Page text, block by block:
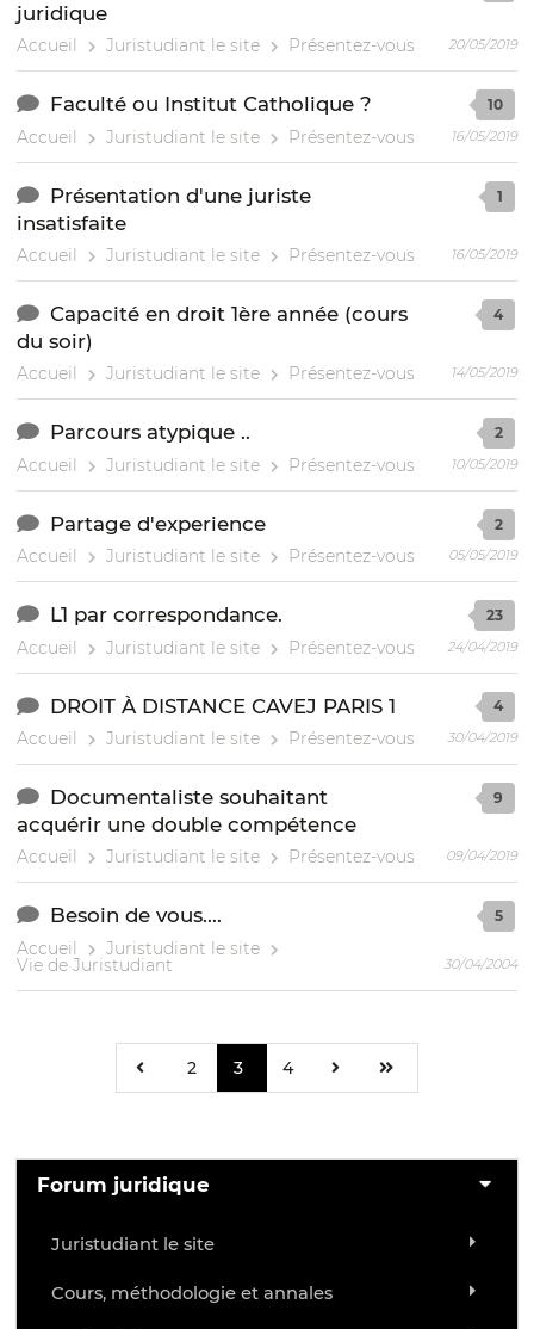
juridique
Accueil Juristudiant le site Présentez-vous 20/05/2019
Faculté ou Institut Catholique ?
Accueil Juristudiant le site Présentez-vous
10
16/05/2019
Présentation d'une juriste
insatisfaite
Accueil Juristudiant le site Présentez-vous
1
16/05/2019
Capacité en droit 1ère année (cours
du soir)
Accueil Juristudiant le site Présentez-vous
4
14/05/2019
Parcours atypique ..
Accueil Juristudiant le site Présentez-vous
2
10/05/2019
Partage d'experience
Accueil Juristudiant le site Présentez-vous
2
05/05/2019
L1 par correspondance.
Accueil Juristudiant le site Présentez-vous
23
24/04/2019
DROIT À DISTANCE CAVEJ PARIS 1
Accueil Juristudiant le site Présentez-vous
4
30/04/2019
Documentaliste souhaitant
acquérir une double compétence
Accueil Juristudiant le site Présentez-vous
9
09/04/2019
Besoin de vous....
Accueil Juristudiant le site
Vie de Juristudiant
5
30/04/2004
2 3 4
Forum juridique
Juristudiant le site
Cours, méthodologie et annales